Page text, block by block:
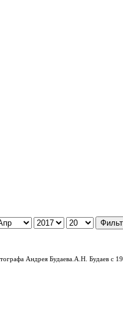
Андрея Будаева.А.Н. Будаев с